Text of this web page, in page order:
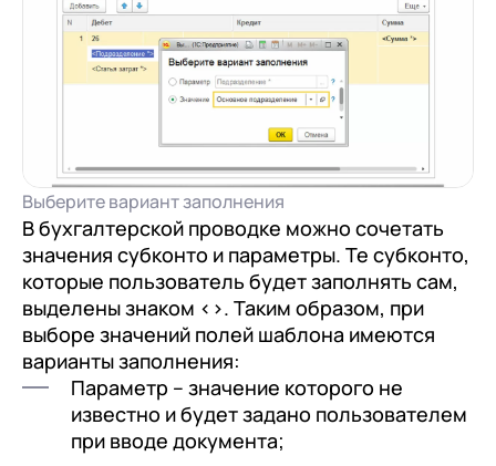
Выберите вариант заполнения
В бухгалтерской проводке можно сочетать
значения субконто и параметры. Те субконто,
которые пользователь будет заполнять сам,
выделены знаком <>. Таким образом, при
выборе значений полей шаблона имеются
варианты заполнения:
Параметр – значение которого не
известно и будет задано пользователем
при вводе документа;